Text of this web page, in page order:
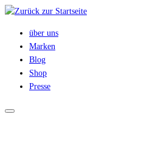
Zum
springenüber uns
Marken
Blog
Shop
Presse